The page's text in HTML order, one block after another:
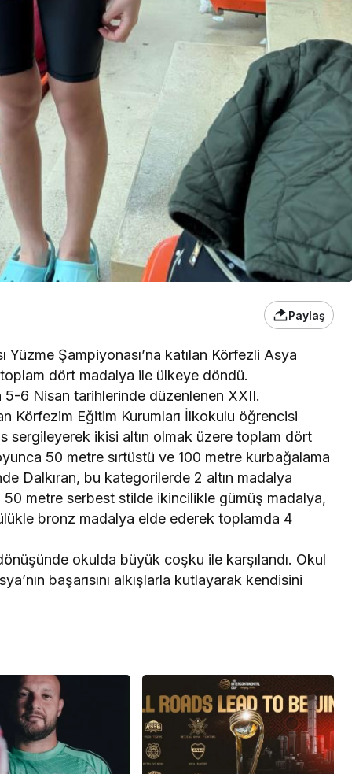
Paylaş
Şampiyonası’na katılan Körfezli Asya
dört madalya ile ülkeye döndü.
5-6 Nisan tarihlerinde düzenlenen XXII.
Körfezim Eğitim Kurumları İlkokulu öğrencisi
sergileyerek ikisi altın olmak üzere toplam dört
50 metre sırtüstü ve 100 metre kurbağalama
Dalkıran, bu kategorilerde 2 altın madalya
metre serbest stilde ikincilikle gümüş madalya,
bronz madalya elde ederek toplamda 4
okulda büyük coşku ile karşılandı. Okul
başarısını alkışlarla kutlayarak kendisini